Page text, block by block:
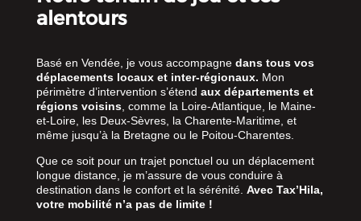
alentours
Basé en Vendée, je vous accompagnedans tous vos
déplacements locaux et inter-régionaux. Mon
périmètre d’intervention s’étend aux départements et
régions voisins, comme la Loire-Atlantique, le Maine-
et-Loire, les Deux-Sèvres, la Charente-Maritime, et
même jusqu’à la Bretagne ou le Poitou-Charentes.
Que ce soit pour un trajet ponctuel ou un déplacement
longue distance, je m’assure de vous conduire à
destination dans le confort et la sérénité. Avec Tax’Hila,
votre mobilité n’a pas de limite !